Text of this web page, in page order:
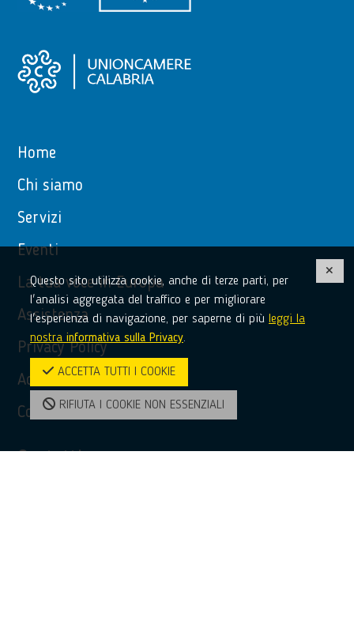
Home
Chi siamo
Servizi
Eventi
La tua voce in Europa
Assistenza
Privacy Policy
Accessibilità
Contatti
Questo sito utilizza cookie, anche di terze parti, per
l'analisi aggregata del traffico e per migliorare
l'esperienza di navigazione, per saperne di più leggi la
nostra informativa sulla Privacy.
ACCETTA TUTTI I COOKIE
RIFIUTA I COOKIE NON ESSENZIALI